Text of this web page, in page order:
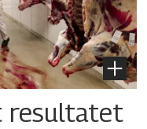
resultatet